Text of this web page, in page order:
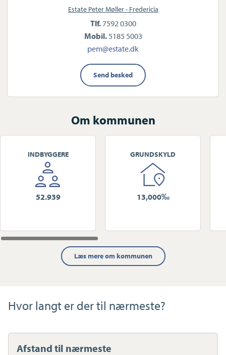
Estate Peter Møller - Fredericia
Tlf. 7592 0300
Mobil. 5185 5003
pem@estate.dk
Send besked
Om kommunen
INDBYGGERE
52.939
GRUNDSKYLD
13,000‰
Læs mere om kommunen
Hvor langt er der til nærmeste?
Afstand til nærmeste